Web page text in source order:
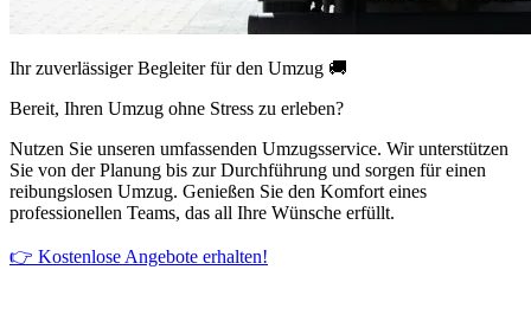
Ihr zuverlässiger Begleiter für den Umzug 🚚
Bereit, Ihren Umzug ohne Stress zu erleben?
Nutzen Sie unseren umfassenden Umzugsservice. Wir unterstützen
Sie von der Planung bis zur Durchführung und sorgen für einen
reibungslosen Umzug. Genießen Sie den Komfort eines
professionellen Teams, das all Ihre Wünsche erfüllt.
👉 Kostenlose Angebote erhalten!